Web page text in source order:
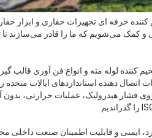
و کمک می‌شویم که ما را قادر می‌سازند تا
لوله مته و انواع فن آوری قالب
دهنده استانداردهای ایالات متحده
فشار هیدرولیک، عملیات حرارتی، بدون
ایمنی و قابلیت اطمینان صنعت